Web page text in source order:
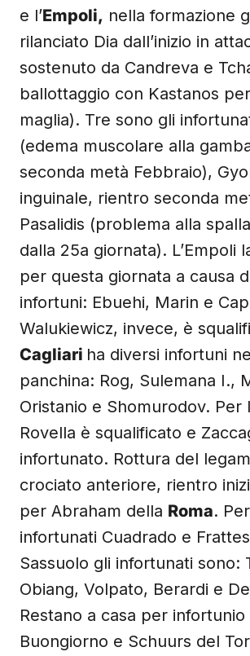
e l’Empoli, nella formazione
rilanciato Dia dall’inizio in
sostenuto da Candreva e
ballottaggio con Kastanos
maglia). Tre sono gli
(edema muscolare alla
seconda metà Febbraio),
inguinale, rientro seconda
Pasalidis (problema alla
dalla 25a giornata). L’Empoli
per questa giornata a causa
infortuni: Ebuehi, Marin e
Walukiewicz, invece, è
Cagliari ha diversi infortuni
panchina: Rog, Sulemana I.,
Oristanio e Shomurodov. Per
Rovella è squalificato e
infortunato. Rottura del
crociato anteriore, rientro
per Abraham della Roma.
infortunati Cuadrado e
Sassuolo gli infortunati sono:
Obiang, Volpato, Berardi e
Restano a casa per infortunio
Buongiorno e Schuurs del